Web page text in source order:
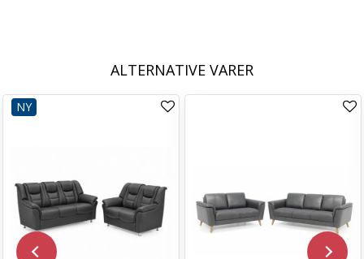
ALTERNATIVE VARER
NY